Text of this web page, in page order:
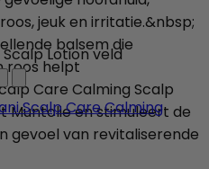
jeuk en irritatie.&nbsp;
balsem die
roos helpt
Care Calming Scalp
Muntolie en stimuleert de
gevoel van revitaliserende
Lotion veld
Scalp Care Calming